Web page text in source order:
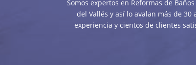
Somos expertos en Reformas de
del Vallés y así lo avalan más de 30
experiencia y cientos de clientes